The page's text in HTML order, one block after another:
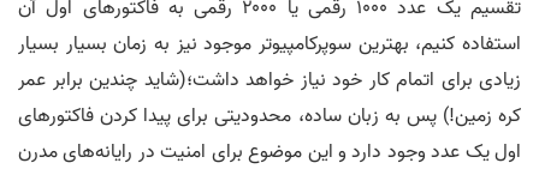
تقسیم یک عدد ۱۰۰۰ رقمی یا ۲۰۰۰ رقمی به فاکتورهای اول آن
استفاده کنیم، بهترین سوپرکامپیوتر موجود نیز به زمان بسیار بسیار
زیادی برای اتمام کار خود نیاز خواهد داشت؛(شايد چندين برابر عمر
کره زمين!) پس به زبان ساده، محدودیتی برای پیدا کردن فاکتورهای
اول یک عدد وجود دارد و این موضوع برای امنیت در رایانه‌های مدرن